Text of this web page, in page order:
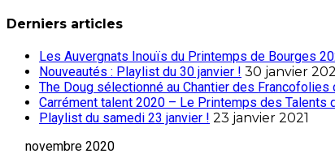
Derniers articles
Les Auvergnats Inouïs du Printemps de Bourges
Nouveautés : Playlist du 30 janvier ! 30 janvier
The Doug sélectionné au Chantier des Francofolies
Carrément talent 2020 – Le Printemps des Talents
Playlist du samedi 23 janvier ! 23 janvier 2021
novembre 2020